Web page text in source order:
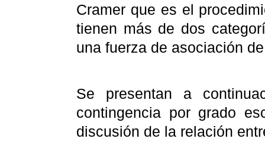
Cramer que es el
tienen más de dos
una fuerza de asociación
Se presentan a
contingencia por grado
discusión de la relación